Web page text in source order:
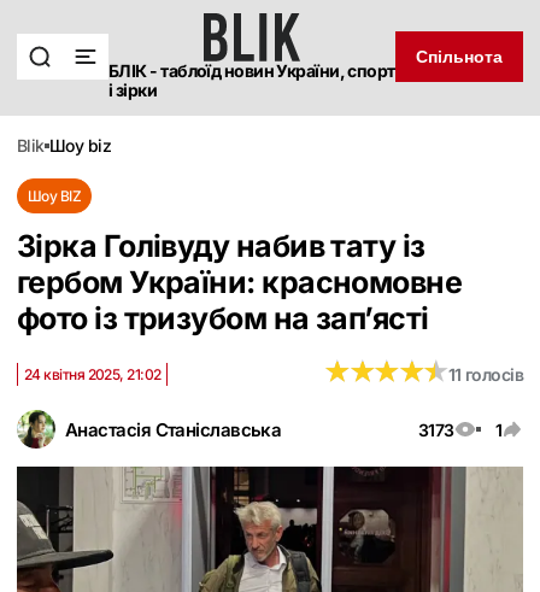
БЛІК - таблоїд новин України, спорт
і зірки
Спільнота
blik шоу biz
Шоу BIZ
Зірка Голівуду набив тату із
гербом України: красномовне
фото із тризубом на зап’ясті
Анастасія Станіславська 3173 1
24 квітня 2025, 21:02 ★★★★★
★★★★★11 голосів